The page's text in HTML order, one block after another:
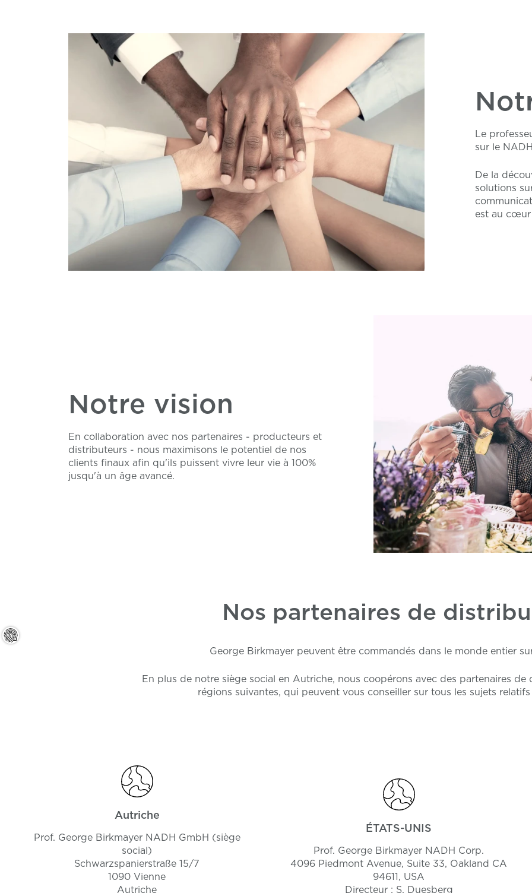
Le
sur le
De la
solutions
est au cœur
Notre vision
En collaboration avec nos partenaires - producteurs et
distributeurs - nous maximisons le potentiel de nos
clients finaux afin qu'ils puissent vivre leur vie à 100%
jusqu'à un âge avancé.
Nos partenaires de
George Birkmayer peuvent être commandés dans le monde entier
En plus de notre siège social en Autriche, nous coopérons avec des partenaires
régions suivantes, qui peuvent vous conseiller sur tous les sujets
Autriche
Prof. George Birkmayer NADH GmbH (siège
social)
Schwarzspanierstraße 15/7
1090 Vienne
Autriche
ÉTATS-UNIS
Prof. George Birkmayer NADH Corp.
4096 Piedmont Avenue, Suite 33, Oakland CA
94611, USA
Directeur : S. Duesberg